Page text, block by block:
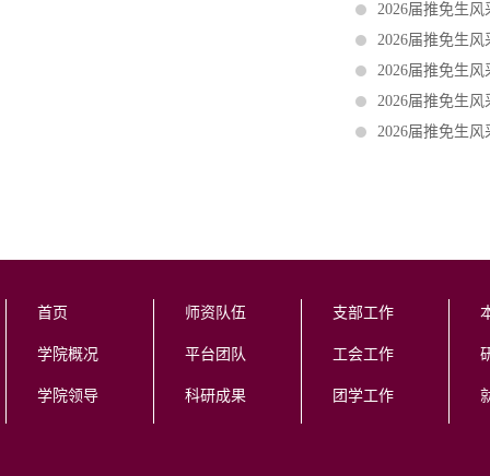
2026届推免生
2026届推免生
2026届推免生
2026届推免生
2026届推免生
首页
学院概况
学院领导
师资队伍
平台团队
科研成果
支部工作
工会工作
团学工作